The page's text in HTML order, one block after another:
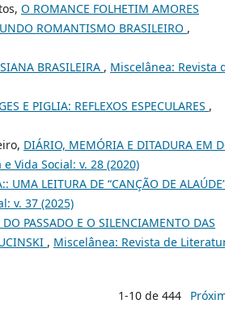
O ROMANCE FOLHETIM AMORES
ROMANTISMO BRASILEIRO ,
BRASILEIRA , Miscelânea: Revista
E PIGLIA: REFLEXOS ESPECULARES ,
DIÁRIO, MEMÓRIA E DITADURA EM
Vida Social: v. 28 (2020)
UMA LEITURA DE “CANÇÃO DE
v. 37 (2025)
PASSADO E O SILENCIAMENTO DAS
, Miscelânea: Revista de
1-10 de 444